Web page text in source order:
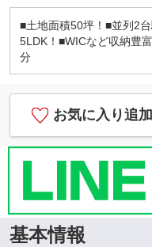
■土地面積50坪！■並列2
5LDK！■WICなど収納豊
分
お気に入り追加
基本情報